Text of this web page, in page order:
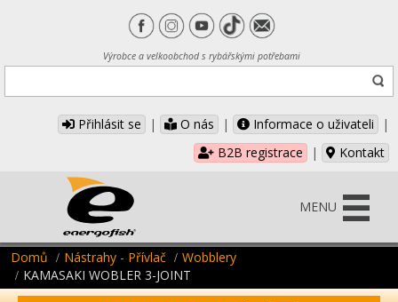
Výrobce a velkoobchod s rybářskými potřebami
Přihlásit se | O nás | Informace o uživateli
|
B2B registrace
| Kontakt
MENU
Domů Nástrahy - Přívlač
Wobblery
KAMASAKI WOBLER 3-JOINT